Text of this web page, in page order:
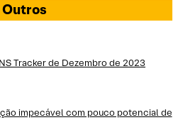
Outros
Tracker de Dezembro de 2023
impecável com pouco potencial de